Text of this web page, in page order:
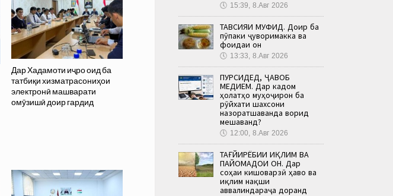
Дар Хадамоти иҷро оид ба
татбиқи хизматрасониҳои
электронӣ машварати
омӯзишӣ доир гардид
🕔 15:39, 8.Авг 2026
ТАВСИЯИ МУФИД. Доир ба
пӯпаки ҷуворимакка ва
фоидаи он
🕔 13:33, 8.Авг 2026
ПУРСИДЕД, ҶАВОБ
МЕДИҲЕМ. Дар кадом
ҳолатҳо муҳоҷирон ба
рӯйхати шахсони
назоратшаванда ворид
мешаванд?
🕔 12:00, 8.Авг 2026
ТАҒЙИРЁБИИ ИҚЛИМ ВА
ПАЙОМАДҲОИ ОН. Дар
соҳаи кишоварзӣ ҳаво ва
иқлим нақши
аввалиндараҷа доранд